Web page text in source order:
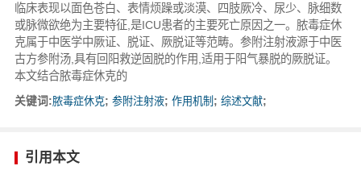
临床表现以面色苍白、表情烦躁或淡漠、四肢厥冷、尿少、脉细数
或脉微欲绝为主要特征,是ICU患者的主要死亡原因之一。脓毒症休
克属于中医学中厥证、脱证、厥脱证等范畴。参附注射液源于中医
古方参附汤,具有回阳救逆固脱的作用,适用于阳气暴脱的厥脱证。
本文结合脓毒症休克的
关键词:脓毒症休克; 参附注射液; 作用机制 ; 综述文献;
引用本文